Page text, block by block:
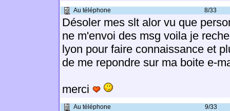
Au téléphone 8/33
Désoler mes slt alor vu que
ne m'envoi des msg voila je
lyon pour faire connaissance et
de me repondre sur ma boite e-
merci
Au téléphone 9/33